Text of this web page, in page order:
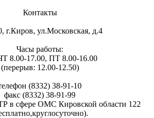
Контакты
г.Киров, ул.Московская, д.4
Часы работы:
8.00-17.00, ПТ 8.00-16.00
(перерыв: 12.00-12.50)
(8332) 38-91-10
факс (8332) 38-91-99
сфере ОМС Кировской области 122